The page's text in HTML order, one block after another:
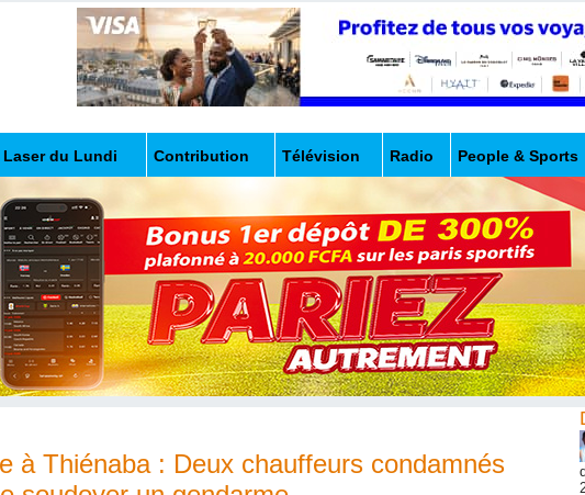
Laser du Lundi Contribution Télévision Radio People & Sports
à Thiénaba : Deux chauffeurs condamnés